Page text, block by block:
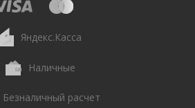
Яндекс.Касса
Наличные
Безналичный расчет